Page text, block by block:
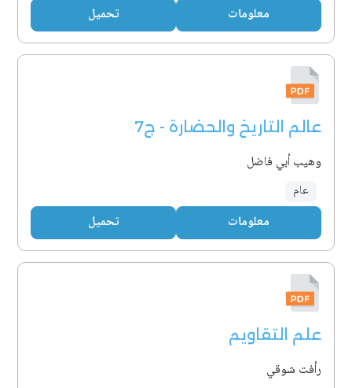
معلومات تحميل
عالم التاريخ والحضارة - ج7
وهيب أبي فاضل
عام
معلومات تحميل
علم التقاويم
رأفت شوقي